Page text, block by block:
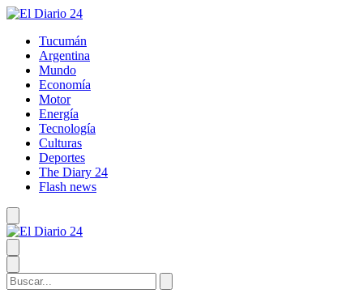
Tucumán
Argentina
Mundo
Economía
Motor
Energía
Tecnología
Culturas
Deportes
The Diary 24
Flash news